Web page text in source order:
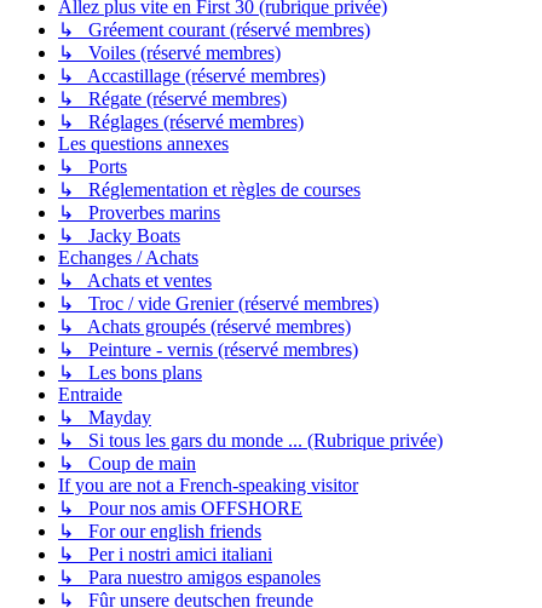
Allez plus vite en First 30 (rubrique privée)
↳ Gréement courant (réservé membres)
↳ Voiles (réservé membres)
↳ Accastillage (réservé membres)
↳ Régate (réservé membres)
↳ Réglages (réservé membres)
Les questions annexes
↳ Ports
↳ Réglementation et règles de courses
↳ Proverbes marins
↳ Jacky Boats
Echanges / Achats
↳ Achats et ventes
↳ Troc / vide Grenier (réservé membres)
↳ Achats groupés (réservé membres)
↳ Peinture - vernis (réservé membres)
↳ Les bons plans
Entraide
↳ Mayday
↳ Si tous les gars du monde ... (Rubrique privée)
↳ Coup de main
If you are not a French-speaking visitor
↳ Pour nos amis OFFSHORE
↳ For our english friends
↳ Per i nostri amici italiani
↳ Para nuestro amigos espanoles
↳ Fûr unsere deutschen freunde